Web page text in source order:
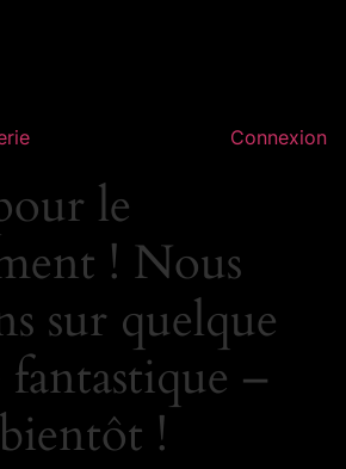
Connexion
le
! Nous
sur quelque
fantastique –
!